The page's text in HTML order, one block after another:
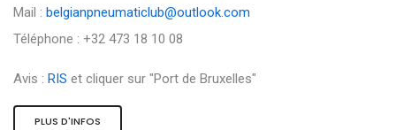
Mail : belgianpneumaticlub@outlook.com
Téléphone : +32 473 18 10 08
Avis : RIS et cliquer sur "Port de Bruxelles"
PLUS D'INFOS